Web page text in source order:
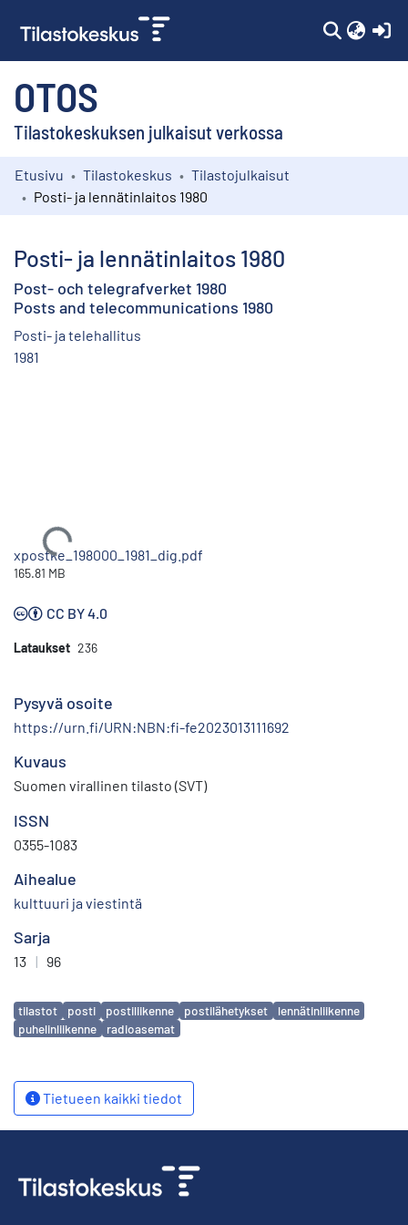
OTOS
Tilastokeskuksen julkaisut verkossa
Kokoelmat
Etusivu Tilastokeskus
Tilastojulkaisut
Posti- ja lennätinlaitos 1980
Posti- ja lennätinlaitos 1980
Post- och telegrafverket 1980
Posts and telecommunications 1980
Posti- ja telehallitus
1981
Ladataan...
xpostke_198000_1981_dig.pdf
165.81 MB
CC BY 4.0
Lataukset 236
Pysyvä osoite
https://urn.fi/URN:NBN:fi-fe2023013111692
Kuvaus
Suomen virallinen tilasto (SVT)
ISSN
0355-1083
Aihealue
kulttuuri ja viestintä
Sarja
13 | 96
Avainsanat
tilastot posti postiliikenne postilähetykset
lennätinliikenne
puhelinliikenne
radioasemat
Tietueen kaikki tiedot